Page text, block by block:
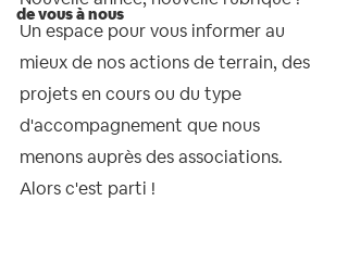
de vous à nous
Un espace pour vous informer au
mieux de nos actions de terrain, des
projets en cours ou du type
d'accompagnement que nous
menons auprès des associations.
Alors c'est parti !